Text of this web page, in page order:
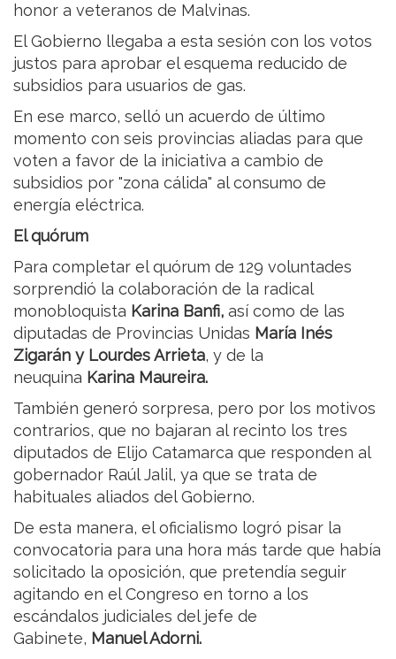
honor a veteranos de Malvinas.
El Gobierno llegaba a esta sesión con los votos
justos para aprobar el esquema reducido de
subsidios para usuarios de gas.
En ese marco, selló un acuerdo de último
momento con seis provincias aliadas para que
voten a favor de la iniciativa a cambio de
subsidios por "zona cálida" al consumo de
energía eléctrica.
El quórum
Para completar el quórum de 129 voluntades
sorprendió la colaboración de la radical
monobloquista Karina Banfi, así como de las
diputadas de Provincias Unidas María Inés
Zigarán y Lourdes Arrieta, y de la
neuquina Karina Maureira.
También generó sorpresa, pero por los motivos
contrarios, que no bajaran al recinto los tres
diputados de Elijo Catamarca que responden al
gobernador Raúl Jalil, ya que se trata de
habituales aliados del Gobierno.
De esta manera, el oficialismo logró pisar la
convocatoria para una hora más tarde que había
solicitado la oposición, que pretendía seguir
agitando en el Congreso en torno a los
escándalos judiciales del jefe de
Gabinete, Manuel Adorni.